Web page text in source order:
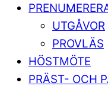
UTGÅVOR
PROVLÄS
HÖSTMÖTE
PRÄST- OCH